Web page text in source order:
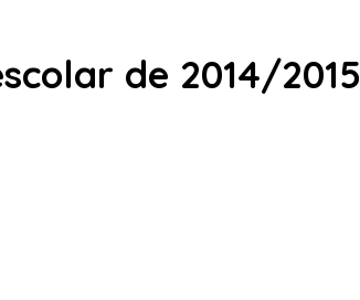
de 2014/2015